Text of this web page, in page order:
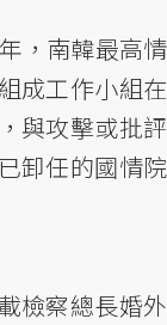
，南韓最高情
成工作小組在
與攻擊或批評
卸任的國情院
檢察總長婚外